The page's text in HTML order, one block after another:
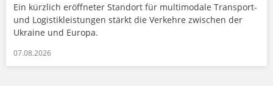
Ein kürzlich eröffneter Standort für multimodale Transport-
und Logistikleistungen stärkt die Verkehre zwischen der
Ukraine und Europa.
07.08.2026